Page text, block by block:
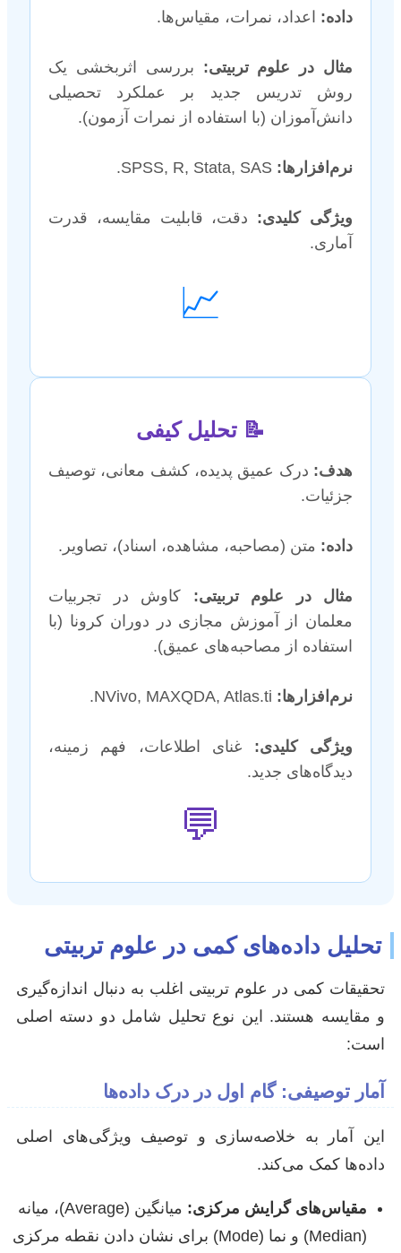
داده: اعداد، نمرات، مقیاس‌ها.
مثال در علوم تربیتی: بررسی اثربخشی یک
روش تدریس جدید بر عملکرد تحصیلی
دانش‌آموزان (با استفاده از نمرات آزمون).
نرم‌افزارها:
ویژگی کلیدی: دقت، قابلیت مقایسه، قدرت
آماری.
📈
📝 تحلیل کیفی
هدف: درک عمیق پدیده، کشف معانی، توصیف
جزئیات.
داده: متن (مصاحبه، مشاهده، اسناد)، تصاویر.
مثال در علوم تربیتی: کاوش در تجربیات
معلمان از آموزش مجازی در دوران کرونا (با
استفاده از مصاحبه‌های عمیق).
نرم‌افزارها:
ویژگی کلیدی: غنای اطلاعات، فهم زمینه،
دیدگاه‌های جدید.
💬
تحلیل داده‌های کمی در علوم تربیتی
تحقیقات کمی در علوم تربیتی اغلب به دنبال اندازه‌گیری
و مقایسه هستند. این نوع تحلیل شامل دو دسته اصلی
است:
آمار توصیفی: گام اول در درک داده‌ها
این آمار به خلاصه‌سازی و توصیف ویژگی‌های اصلی
داده‌ها کمک می‌کند.
مقیاس‌های گرایش مرکزی:
میانگین (Average)، میانه
(Median) و نما (Mode) برای نشان دادن نقطه مرکزی